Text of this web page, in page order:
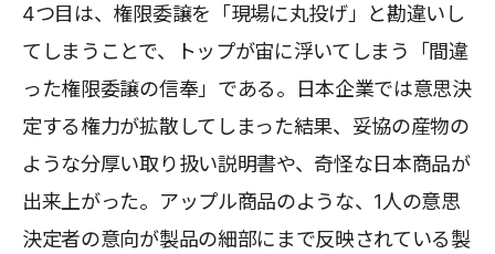
4つ目は、権限委譲を「現場に丸投げ」と勘違いし
てしまうことで、トップが宙に浮いてしまう「間違
った権限委譲の信奉」である。日本企業では意思決
定する権力が拡散してしまった結果、妥協の産物の
ような分厚い取り扱い説明書や、奇怪な日本商品が
出来上がった。アップル商品のような、1人の意思
決定者の意向が製品の細部にまで反映されている製